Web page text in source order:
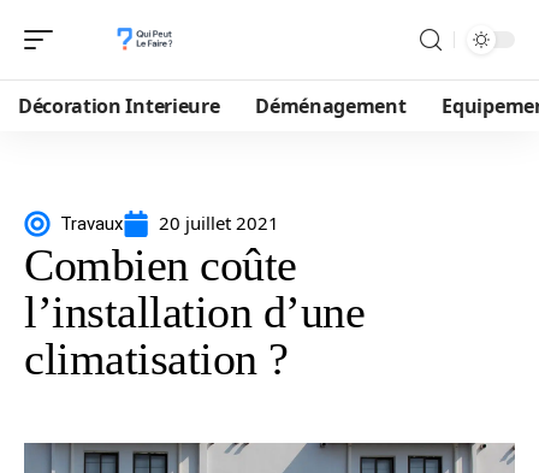
Décoration Interieure Déménagement
Travaux 20 juillet 2021
Combien coûte
l’installation d’une
climatisation ?